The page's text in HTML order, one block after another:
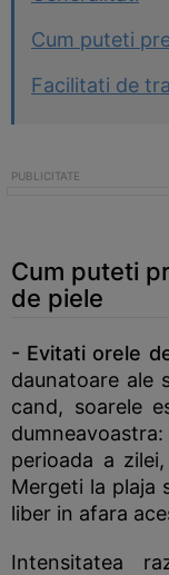
Cum puteti
Facilitati de
Cum puteti
de piele
- Evitati orele
daunatoare ale
cand, soarele
perioada a
Mergeti la plaja
liber in afara
Intensitatea